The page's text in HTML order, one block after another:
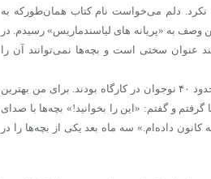
نکرد. دلم می‌خواست نام کتاب همان‌طورکه به
وصف به «پریانه های لیاسندماریس» رسیدم. در
عنوان سختی است و بچه‌ها نمی‌توانند آن را
همان زمان، برای برگزاری یک کارگاه داستان‌نویسی به اردوگاه باهنر دعوت شدم. حدود ۴۰ نوجوان در کارگاه بودند. برای من بهترین
و گفتم: «این را بخوانید!» بچه‌ها با صدای
داده‌ام.» سه ماه بعد یکی از بچه‌ها را در